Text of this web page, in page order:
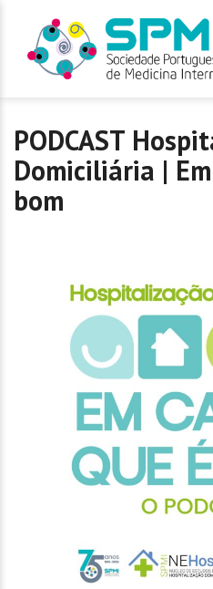
PODCAST
Domiciliária |
bom